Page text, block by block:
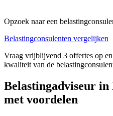
Opzoek naar een
Belastingconsulenten vergelijken
Vraag vrijblijvend 3 offertes op
kwaliteit van de
Belastingadviseur
met voordelen